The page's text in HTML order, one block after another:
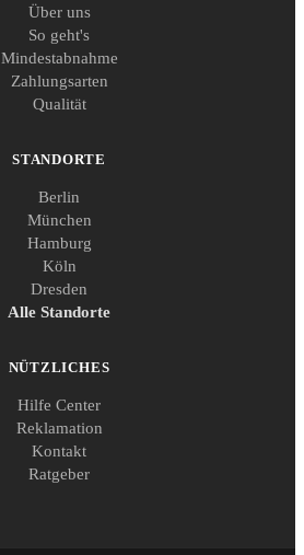
Über uns
So geht's
Mindestabnahme
Zahlungsarten
Qualität
STANDORTE
Berlin
München
Hamburg
Köln
Dresden
Alle Standorte
NÜTZLICHES
Hilfe Center
Reklamation
Kontakt
Ratgeber